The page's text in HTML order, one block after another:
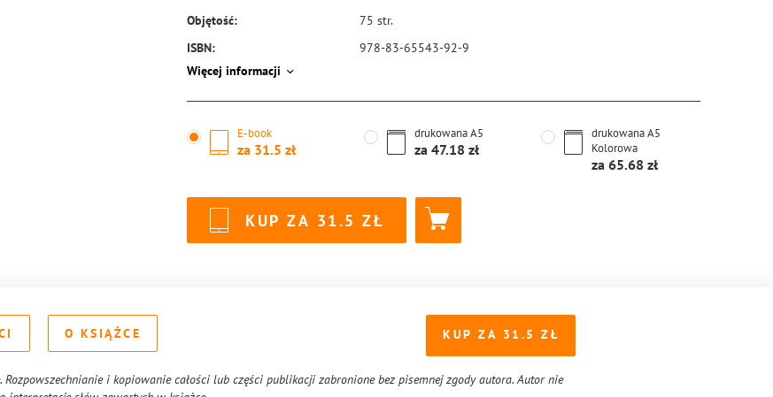
Objętość: 75 str.
ISBN:
978-83-65543-92-9
Więcej informacji
E-book
za 31.5
drukowanaA5
za 47.18
drukowanaA5
Kolorowa
za 65.68
KUP ZA 31.5
KUP ZA 31.5
O KSIĄŻCE
Rozpowszechnianie i kopiowanie całości lub części publikacji zabronione bez pisemnej zgody autora. Autor nie